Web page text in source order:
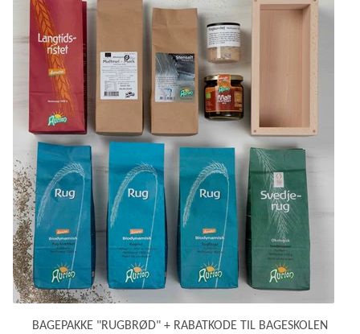
BAGEPAKKE "RUGBRØD" + RABATKODE TIL BAGESKOLEN